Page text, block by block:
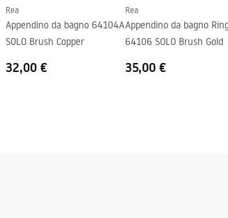
Rea
Appendino da bagno 64104A
SOLO Brush Copper
32,00 €
Rea
Appendino da bagno
64106 SOLO Brush Gold
35,00 €